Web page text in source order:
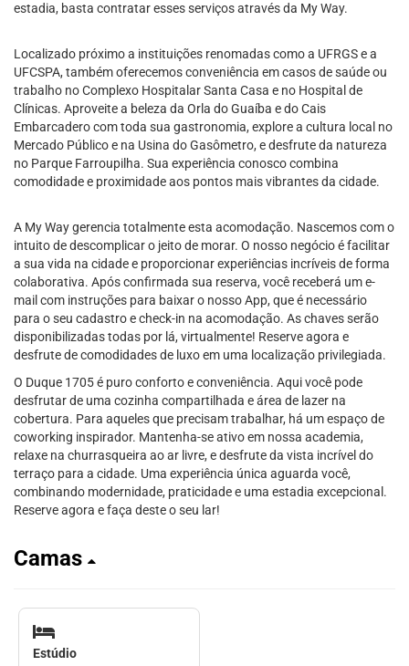
estadia, basta contratar esses serviços através da My Way.
Localizado próximo a instituições renomadas como a UFRGS e a
UFCSPA, também oferecemos conveniência em casos de saúde ou
trabalho no Complexo Hospitalar Santa Casa e no Hospital de
Clínicas. Aproveite a beleza da Orla do Guaíba e do Cais
Embarcadero com toda sua gastronomia, explore a cultura local no
Mercado Público e na Usina do Gasômetro, e desfrute da natureza
no Parque Farroupilha. Sua experiência conosco combina
comodidade e proximidade aos pontos mais vibrantes da cidade.
A My Way gerencia totalmente esta acomodação. Nascemos com o
intuito de descomplicar o jeito de morar. O nosso negócio é facilitar
a sua vida na cidade e proporcionar experiências incríveis de forma
colaborativa. Após confirmada sua reserva, você receberá um e-
mail com instruções para baixar o nosso App, que é necessário
para o seu cadastro e check-in na acomodação. As chaves serão
disponibilizadas todas por lá, virtualmente! Reserve agora e
desfrute de comodidades de luxo em uma localização privilegiada.
O Duque 1705 é puro conforto e conveniência. Aqui você pode
desfrutar de uma cozinha compartilhada e área de lazer na
cobertura. Para aqueles que precisam trabalhar, há um espaço de
coworking inspirador. Mantenha-se ativo em nossa academia,
relaxe na churrasqueira ao ar livre, e desfrute da vista incrível do
terraço para a cidade. Uma experiência única aguarda você,
combinando modernidade, praticidade e uma estadia excepcional.
Reserve agora e faça deste o seu lar!
Camas
Estúdio